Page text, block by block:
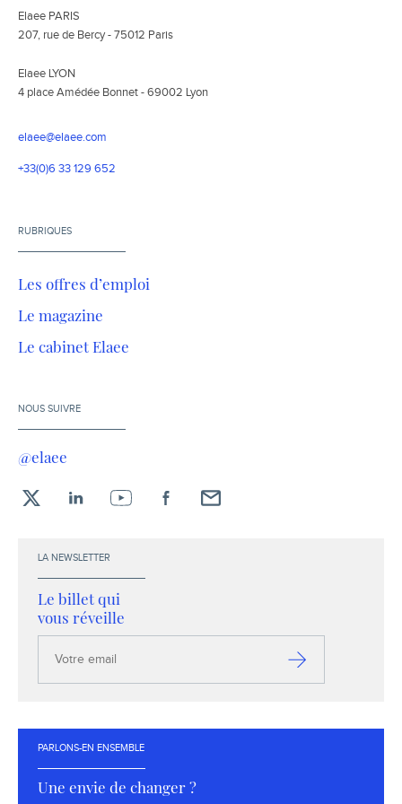
Elaee PARIS
207, rue de Bercy - 75012 Paris
Elaee LYON
4 place Amédée Bonnet - 69002 Lyon
elaee@elaee.com
+33(0)6 33 129 652
RUBRIQUES
Les offres d’emploi
Le magazine
Le cabinet Elaee
NOUS SUIVRE
@elaee
LA NEWSLETTER
Le billet qui
vous réveille
email
S’inscrire
PARLONS-EN ENSEMBLE
Une envie de changer ?